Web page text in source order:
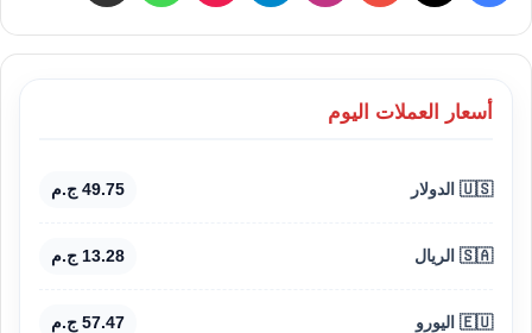
أسعار العملات اليوم
🇺🇸 الدولار 49.75 ج.م
🇸🇦 الريال 13.28 ج.م
🇪🇺 اليورو 57.47 ج.م